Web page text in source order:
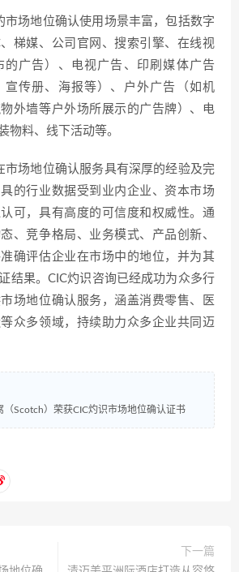
市场地位确认使用场景丰富，包括数字
梯媒、公司官网、搜索引擎、在线视
的广告）、电视广告、印刷媒体广告
宣传册、海报等）、户外广告（如机
外墙等户外场所展示的广告牌）、电
物料、线下活动等。
市场地位确认服务具有深厚的经验及完
的行业数据受到业内企业、资本市场
可，具有高度的可信度和权威性。通
、竞争格局、业务模式、产品创新、
确评估企业在市场中的地位，并为其
结果。CIC灼识咨询已经成功为众多行
场地位确认服务，涵盖消费零售、医
众多领域，持续助力众多企业共同迈
（Scotch）荣获CIC灼识市场地位确认证书
下一篇